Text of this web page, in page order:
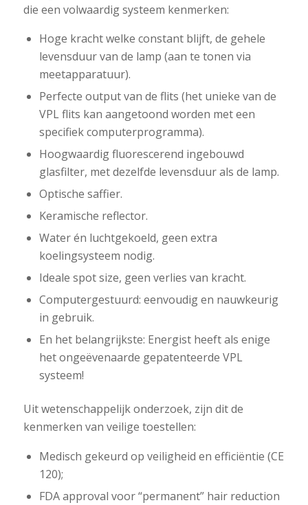
die een volwaardig systeem kenmerken:
Hoge kracht welke constant blijft, de gehele
levensduur van de lamp (aan te tonen via
meetapparatuur).
Perfecte output van de flits (het unieke van de
VPL flits kan aangetoond worden met een
specifiek computerprogramma).
Hoogwaardig fluorescerend ingebouwd
glasfilter, met dezelfde levensduur als de lamp.
Optische saffier.
Keramische reflector.
Water én luchtgekoeld, geen extra
koelingsysteem nodig.
Ideale spot size, geen verlies van kracht.
Computergestuurd: eenvoudig en nauwkeurig
in gebruik.
En het belangrijkste: Energist heeft als enige
het ongeëvenaarde gepatenteerde VPL
systeem!
Uit wetenschappelijk onderzoek, zijn dit de
kenmerken van veilige toestellen:
Medisch gekeurd op veiligheid en efficiëntie (CE
120);
FDA approval voor “permanent” hair reduction